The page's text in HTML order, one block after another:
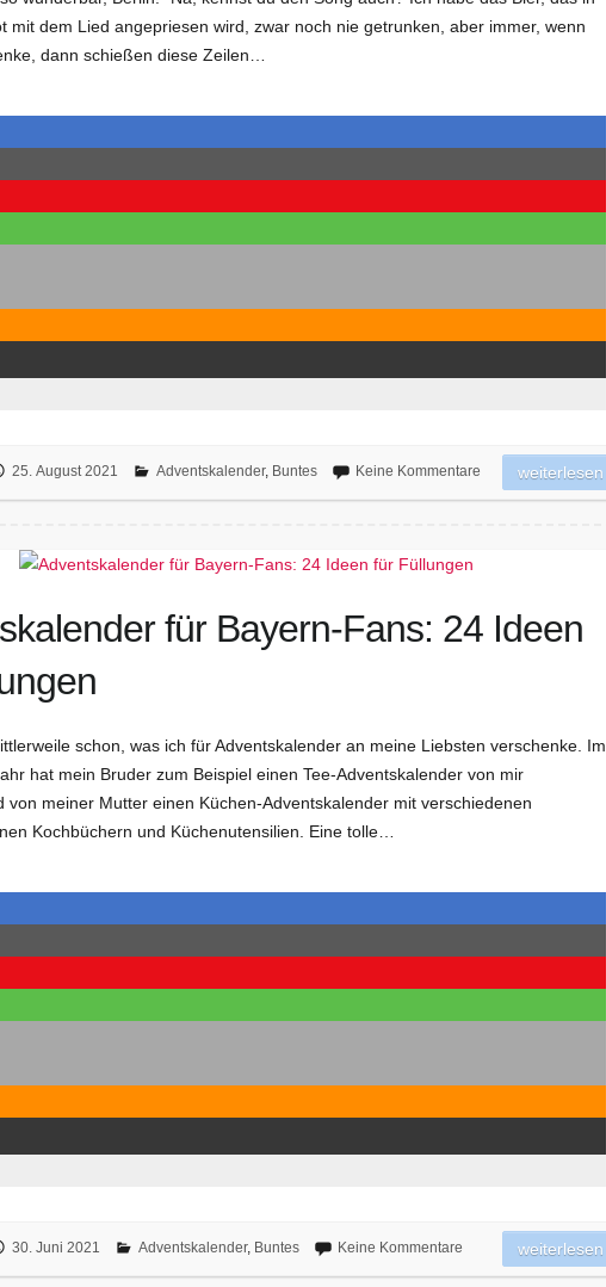
mit dem Lied angepriesen wird, zwar noch nie getrunken, aber immer, wenn
dann schießen diese Zeilen…
25. August 2021 Adventskalender, Buntes Keine Kommentare weiterlesen
für Bayern-Fans: 24 Ideen
schon, was ich für Adventskalender an meine Liebsten verschenke. Im
hat mein Bruder zum Beispiel einen Tee-Adventskalender von mir
von meiner Mutter einen Küchen-Adventskalender mit verschiedenen
Kochbüchern und Küchenutensilien. Eine tolle…
30. Juni 2021 Adventskalender, Buntes Keine Kommentare weiterlesen